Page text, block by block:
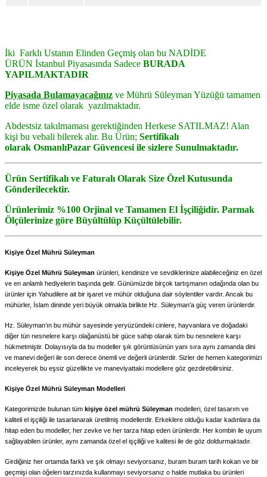
İki Farklı Ustanın Elinden Geçmiş olan bu NADİDE
ÜRÜN İstanbul Piyasasında Sadece BURADA
YAPILMAKTADIR
Piyasada Bulamayacağınız ve Mührü Süleyman Yüzüğü tamamen
elde isme özel olarak yazılmaktadır.
Abdestsiz takılmaması gerektiğinden Herkese SATILMAZ! Alan
kişi bu vebali bilerek alır. Bu Ürün; Sertifikalı
olarak OsmanlıPazar Güvencesi ile sizlere Sunulmaktadır.
Ürün Sertifikalı ve Faturalı Olarak Size Özel Kutusunda
Gönderilecektir.
Ürünlerimiz %100 Orjinal ve Tamamen El İşçiliğidir. Parmak
Ölçülerinize göre Büyültülüp Küçültülebilir.
Kişiye Özel Mührü Süleyman
Kişiye Özel Mührü Süleyman ürünleri, kendinize ve sevdiklerinize alabileceğiniz en özel
ve en anlamlı hediyelerin başında gelir. Günümüzde birçok tartışmanın odağında olan bu
ürünler için Yahudilere ait bir işaret ve mühür olduğuna dair söylentiler vardır. Ancak bu
mühürler, İslam dininde yeri büyük olmakla birlikte Hz. Süleyman’a güç veren ürünlerdir.
Hz. Süleyman’ın bu mühür sayesinde yeryüzündeki cinlere, hayvanlara ve doğadaki
diğer tün nesnelere karşı olağanüstü bir güce sahip olarak tüm bu nesnelere karşı
hükmetmiştir. Dolayısıyla da bu modeller şık görüntüsünün yanı sıra aynı zamanda dini
ve manevi değeri ile son derece önemli ve değerli ürünlerdir. Sizler de hemen kategorimizi
inceleyerek bu eşsiz güzellikte ve maneviyattaki modellere göz gezdirebilirsiniz.
Kişiye Özel Mührü Süleyman Modelleri
Kategorimizde bulunan tüm kişiye özel mührü Süleyman modelleri, özel tasarım ve
kaliteli el işçiliği ile tasarlanarak üretilmiş modellerdir. Erkeklere olduğu kadar kadınlara da
hitap eden bu modeller, her zevke ve her tarza hitap eden ürünlerdir. Her kombin ile uyum
sağlayabilen ürünler, aynı zamanda özel el işçiliği ve kalitesi ile de göz doldurmaktadır.
Girdiğiniz her ortamda farklı ve şık olmayı seviyorsanız, buram buram tarih kokan ve bir
geçmişi olan öğeleri tarzınızda kullanmayı seviyorsanız o halde mutlaka bu ürünleri